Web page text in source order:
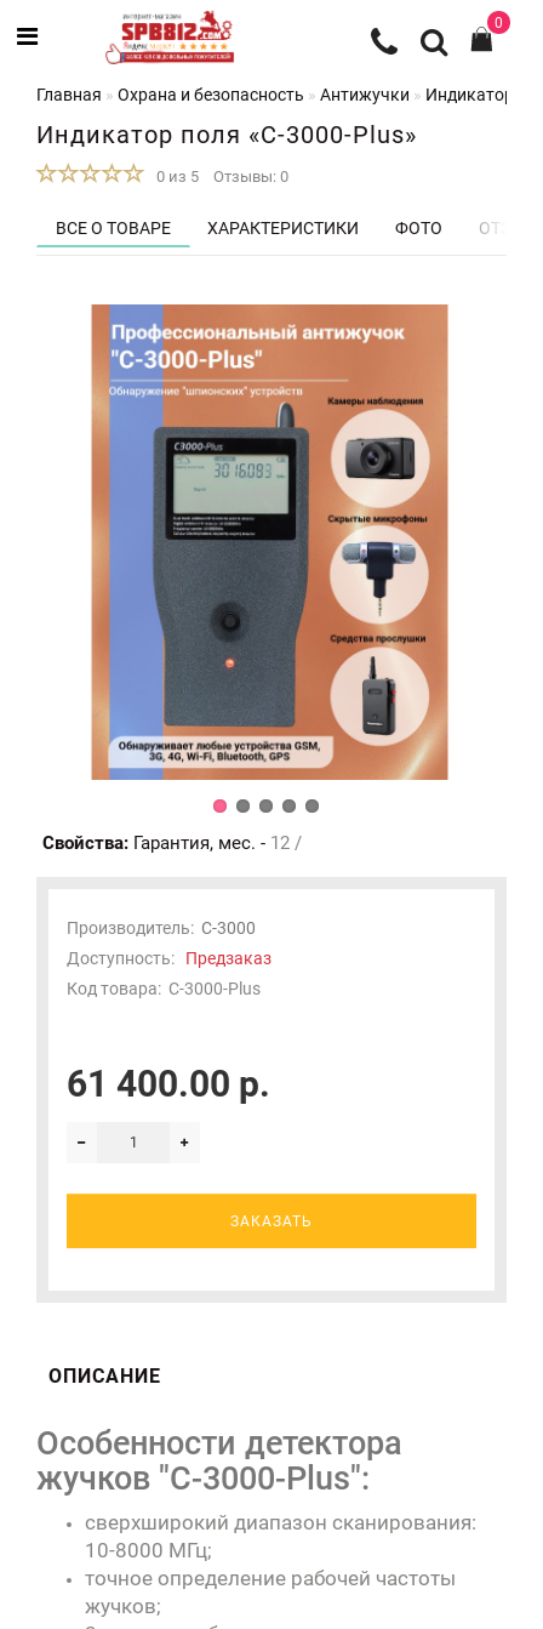
0
Главная Охрана и безопасность Антижучки Индикатор
Индикатор поля «C-3000-Plus»
0 из 5 Отзывы: 0
ВСЕ О ТОВАРЕ ХАРАКТЕРИСТИКИ ФОТО
Свойства: Гарантия, мес. - 12 /
Производитель: C-3000
Доступность: Предзаказ
Код товара: C-3000-Plus
61 400.00 р.
ЗАКАЗАТЬ
ОПИСАНИЕ
Особенности детектора
жучков "C-3000-Plus":
сверхширокий диапазон сканирования:
10-8000 МГц;
точное определение рабочей частоты
жучков;